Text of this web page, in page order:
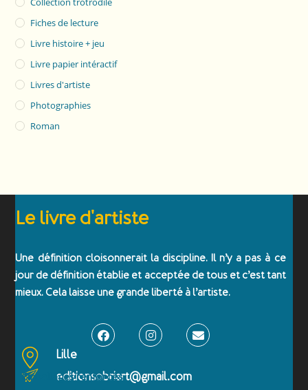
Fiches de lecture
Livre histoire + jeu
Livre papier intéractif
Livres d'artiste
Photographies
Roman
Le livre d'artiste
Une définition cloisonnerait la discipline. Il n’y a pas à ce
jour de définition établie et acceptée de tous et c’est tant
mieux. Cela laisse une grande liberté à l’artiste.
Lille
editionsobriart@gmail.com
Emballages renforcés